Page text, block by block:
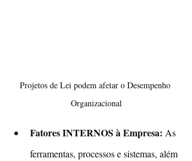
Projetos de Lei podem afetar o Desempenho
Organizacional
Fatores INTERNOS à Empresa: As
ferramentas, processos e sistemas, além